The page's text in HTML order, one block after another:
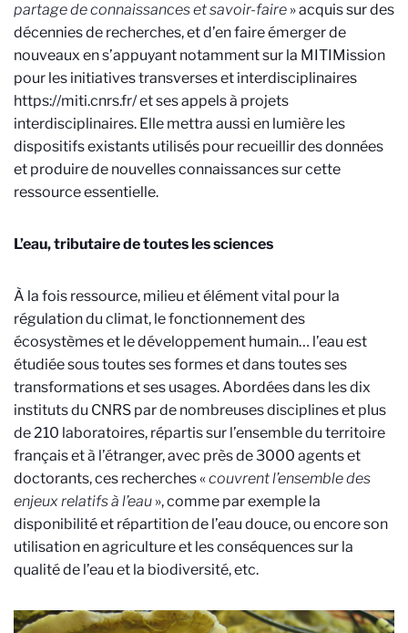
partage de connaissances et savoir-faire » acquis sur des
décennies de recherches, et d’en faire émerger de
nouveaux en s’appuyant notamment sur la MITIMission
pour les initiatives transverses et interdisciplinaires
https://miti.cnrs.fr/et ses appels à projets
interdisciplinaires. Elle mettra aussi en lumière les
dispositifs existants utilisés pour recueillir des données
et produire de nouvelles connaissances sur cette
ressource essentielle.
L’eau, tributaire de toutes les sciences
À la fois ressource, milieu et élément vital pour la
régulation du climat, le fonctionnement des
écosystèmes et le développement humain… l’eau est
étudiée sous toutes ses formes et dans toutes ses
transformations et ses usages. Abordées dans les dix
instituts du CNRS par de nombreuses disciplines et plus
de 210 laboratoires, répartis sur l’ensemble du territoire
français et à l’étranger, avec près de 3000 agents et
doctorants, ces recherches «couvrent l’ensemble des
enjeux relatifs à l’eau », comme par exemple la
disponibilité et répartition de l’eau douce, ou encore son
utilisation en agriculture et les conséquences sur la
qualité de l’eau et la biodiversité, etc.